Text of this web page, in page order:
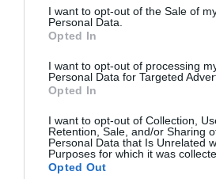
I want to opt-out of the Sale of
Personal Data.
Opted In
I want to opt-out of processing
Personal Data for Targeted
Opted In
I want to opt-out of Collection,
Retention, Sale, and/or Sharing
Personal Data that Is Unrelated
Purposes for which it was
Opted Out
Ταχ. Κωδ.
Μήνυμα